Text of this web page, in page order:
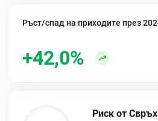
Ръст/спад на приходите през
+42,0%
Риск от